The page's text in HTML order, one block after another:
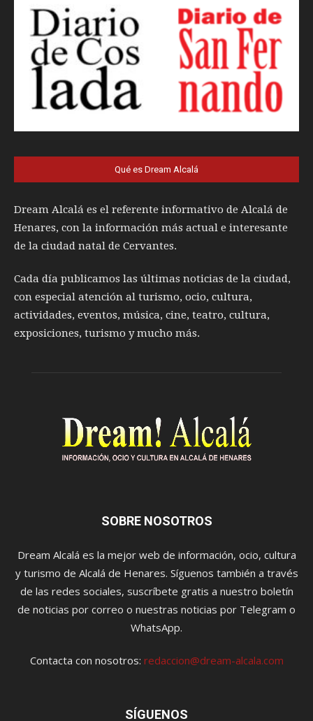
Qué es Dream Alcalá
Dream Alcalá es el referente informativo de Alcalá de
Henares, con la información más actual e interesante
de la ciudad natal de Cervantes.
Cada día publicamos las últimas noticias de la ciudad,
con especial atención al turismo, ocio, cultura,
actividades, eventos, música, cine, teatro, cultura,
exposiciones, turismo y mucho más.
SOBRE NOSOTROS
Dream Alcalá es la mejor web de información, ocio, cultura
y turismo de Alcalá de Henares. Síguenos también a través
de las redes sociales, suscríbete gratis a nuestro boletín
de noticias por correo o nuestras noticias por Telegram o
WhatsApp.
Contacta con nosotros: redaccion@dream-alcala.com
SÍGUENOS